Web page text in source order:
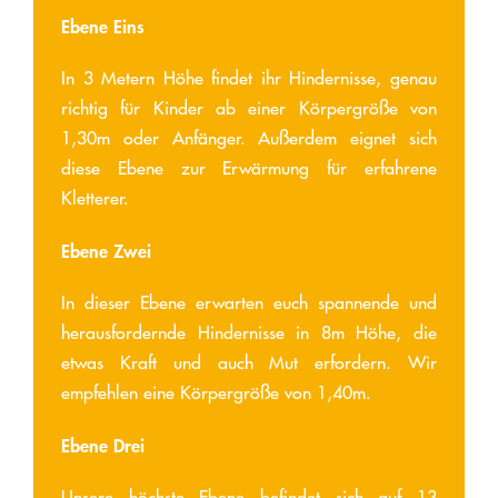
Ebene Eins
In 3 Metern Höhe findet ihr Hindernisse, genau
richtig für Kinder ab einer Körpergröße von
1,30m oder Anfänger. Außerdem eignet sich
diese Ebene zur Erwärmung für erfahrene
Kletterer.
Ebene Zwei
In dieser Ebene erwarten euch spannende und
herausfordernde Hindernisse in 8m Höhe, die
etwas Kraft und auch Mut erfordern. Wir
empfehlen eine Körpergröße von 1,40m.
Ebene Drei